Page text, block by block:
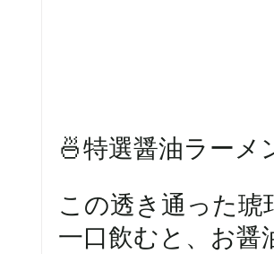
🍜特選醤油ラーメ
この透き通った琥
一口飲むと、お醤